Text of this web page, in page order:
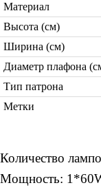
Лампы со
Торшеры
Материал
Высота (см)
Ширина (см)
Диаметр плафона
Тип патрона
Метки
Количество
Мощность: